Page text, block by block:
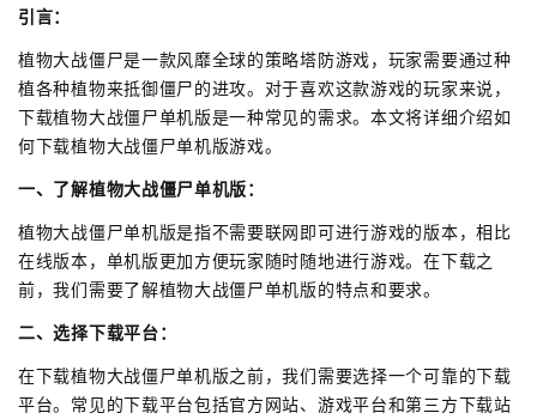
引言：
植物大战僵尸是一款风靡全球的策略塔防游戏，玩家需要通过种
植各种植物来抵御僵尸的进攻。对于喜欢这款游戏的玩家来说，
下载植物大战僵尸单机版是一种常见的需求。本文将详细介绍如
何下载植物大战僵尸单机版游戏。
一、了解植物大战僵尸单机版：
植物大战僵尸单机版是指不需要联网即可进行游戏的版本，相比
在线版本，单机版更加方便玩家随时随地进行游戏。在下载之
前，我们需要了解植物大战僵尸单机版的特点和要求。
二、选择下载平台：
在下载植物大战僵尸单机版之前，我们需要选择一个可靠的下载
平台。常见的下载平台包括官方网站、游戏平台和第三方下载站